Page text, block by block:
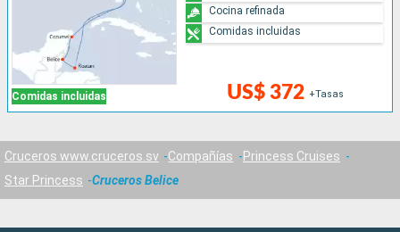
Comidas incluidas US$ 372 +Tasas
Cocina refinada
Comidas incluidas
Cruceros www.cruceros.sv Compañías
Princess Cruises
Star Princess
Cruceros Belice